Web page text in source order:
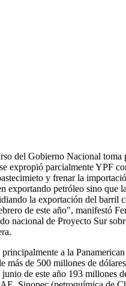
del Gobierno Nacional toma
expropió parcialmente YPF
y frenar la
exportando petróleo sino que
la exportación del barril
de este año", manifestó
nacional de Proyecto Sur
a la
más de 500 millones de
junio de este año 193 millones